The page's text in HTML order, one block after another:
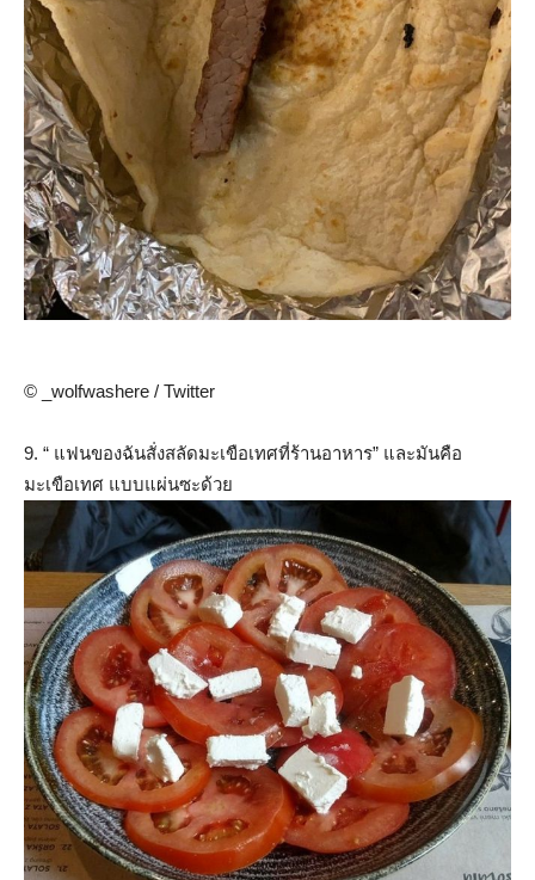
© _wolfwashere / Twitter
9. “ แฟนของฉันสั่งสลัดมะเขือเทศที่ร้านอาหาร” และมันคือ
มะเขือเทศ แบบแผ่นซะด้วย